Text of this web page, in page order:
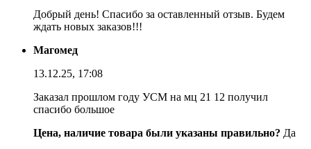
Добрый день! Спасибо за оставленный отзыв. Будем
ждать новых заказов!!!
Магомед
13.12.25, 17:08
Заказал прошлом году УСМ на мц 21 12 получил
спасибо большое
Цена, наличие товара были указаны правильно? Да